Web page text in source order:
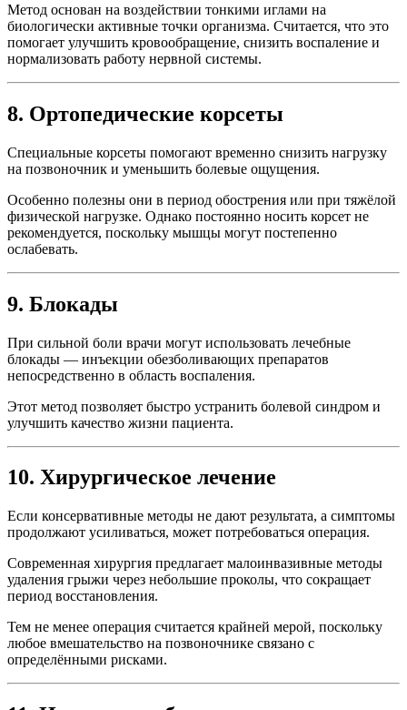
Метод основан на воздействии тонкими иглами на
биологически активные точки организма. Считается, что это
помогает улучшить кровообращение, снизить воспаление и
нормализовать работу нервной системы.
8. Ортопедические корсеты
Специальные корсеты помогают временно снизить нагрузку
на позвоночник и уменьшить болевые ощущения.
Особенно полезны они в период обострения или при тяжёлой
физической нагрузке. Однако постоянно носить корсет не
рекомендуется, поскольку мышцы могут постепенно
ослабевать.
9. Блокады
При сильной боли врачи могут использовать лечебные
блокады — инъекции обезболивающих препаратов
непосредственно в область воспаления.
Этот метод позволяет быстро устранить болевой синдром и
улучшить качество жизни пациента.
10. Хирургическое лечение
Если консервативные методы не дают результата, а симптомы
продолжают усиливаться, может потребоваться операция.
Современная хирургия предлагает малоинвазивные методы
удаления грыжи через небольшие проколы, что сокращает
период восстановления.
Тем не менее операция считается крайней мерой, поскольку
любое вмешательство на позвоночнике связано с
определёнными рисками.